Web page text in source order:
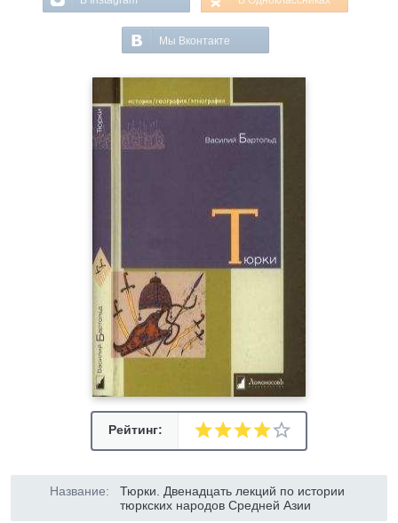
Мы Вконтакте
Рейтинг:
Название:
Тюрки. Двенадцать лекций по истории
тюркских народов Средней Азии